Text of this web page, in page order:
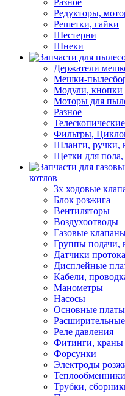
Разное
Редукторы,
Решетки, гайки
Шестерни
Шнеки
Держатели
Мешки-
Модули, кнопки
Моторы для
Разное
Фильтры,
Шланги, ручки,
Щетки для пола,
котлов
3х ходовые
Блок розжига
Вентиляторы
Воздухоотводы
Газовые
Группы подачи,
Датчики
Дисплейные
Кабели,
Манометры
Насосы
Основные платы
Реле давления
Фитинги, краны
Форсунки
Электроды
Теплообменники
Трубки,